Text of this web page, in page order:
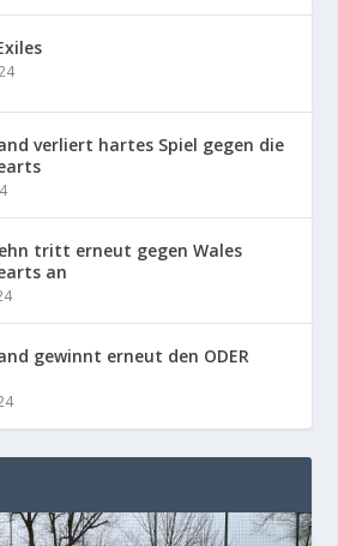
verliert hartes Spiel gegen die
tritt erneut gegen Wales
an
gewinnt erneut den ODER